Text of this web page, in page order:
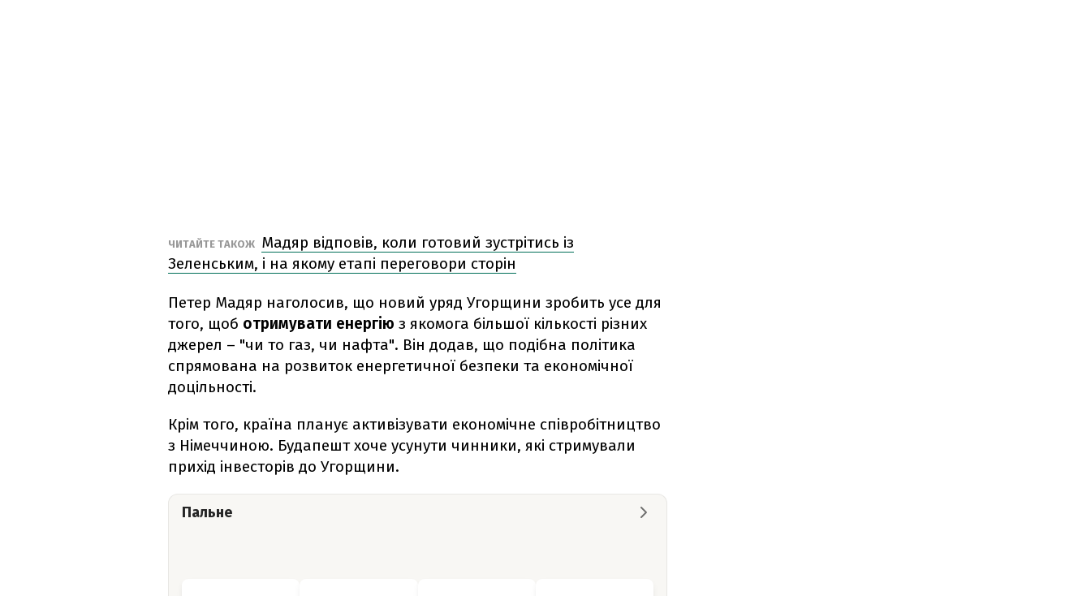
ЧИТАЙТЕ ТАКОЖ Мадяр відповів, коли готовий зустрітись із
Зеленським, і на якому етапі переговори сторін
Петер Мадяр наголосив, що новий уряд Угорщини зробить усе для
того, щоб отримувати енергію з якомога більшої кількості різних
джерел – "чи то газ, чи нафта". Він додав, що подібна політика
спрямована на розвиток енергетичної безпеки та економічної
доцільності.
Крім того, країна планує активізувати економічне співробітництво
з Німеччиною. Будапешт хоче усунути чинники, які стримували
прихід інвесторів до Угорщини.
Пальне